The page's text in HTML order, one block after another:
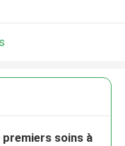
premiers soins à